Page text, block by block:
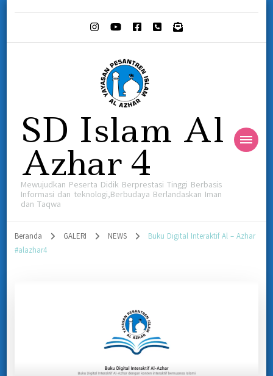
SD Islam Al
Azhar 4
Mewujudkan Peserta Didik Berprestasi Tinggi Berbasis
Informasi dan teknologi,Berbudaya Berlandaskan Iman
dan Taqwa
Beranda GALERI NEWS
Buku Digital Interaktif Al – Azhar
#alazhar4